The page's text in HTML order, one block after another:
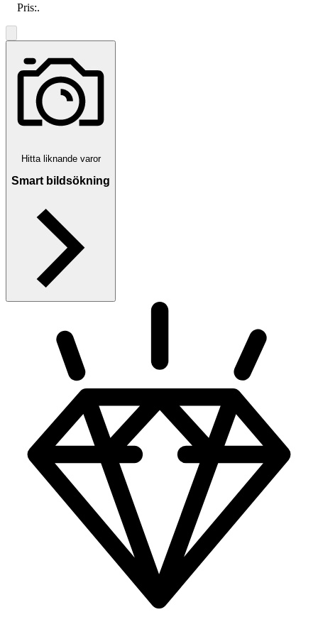
Pris:.
Hitta liknande varor
Smart bildsökning